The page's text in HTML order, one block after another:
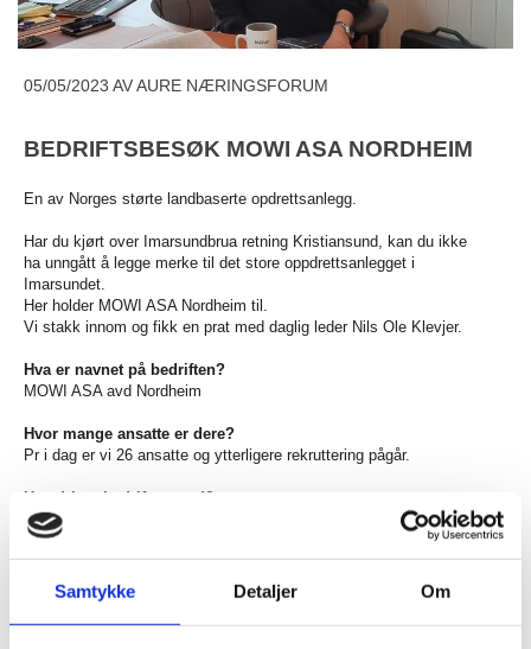
Samtykke Detaljer Om
05/05/2023 AV AURE NÆRINGSFORUM
BEDRIFTSBESØK MOWI ASA NORDHEIM
En av Norges størte landbaserte opdrettsanlegg.
Har du kjørt over Imarsundbrua retning Kristiansund, kan du ikke
ha unngått å legge merke til det store oppdrettsanlegget i
Imarsundet.
Her holder MOWI ASA Nordheim til.
Vi stakk innom og fikk en prat med daglig leder Nils Ole Klevjer.
Hva er navnet på bedriften?
MOWI ASA avd Nordheim
Hvor mange ansatte er dere?
Pr i dag er vi 26 ansatte og ytterligere rekruttering pågår.
Hva driver bedriften med?
Vi driver med produksjon av settefisk av laks.
Hvor gammel er bedriften?
Oppstart på Nordheim er så langt tilbake som 1978, da med
annen eier. Stolt Sea Farm overtok anlegget i 1983 , ble
fusjonert med Marine Harvest i 2005. Der er vi enda, bare at